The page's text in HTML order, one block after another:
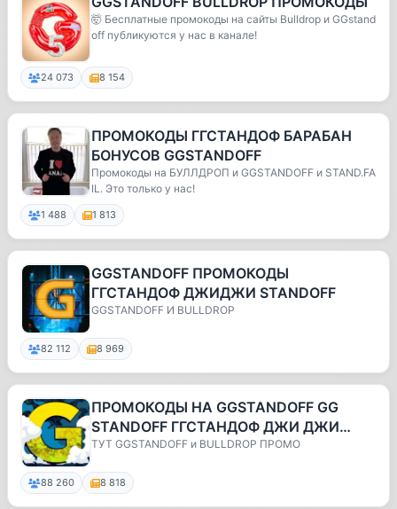
🤯 Бесплатные промокоды на сайты Bulldrop и GGstand
off публикуются у нас в канале!
24 073 8 154
ПРОМОКОДЫ ГГСТАНДОФ БАРАБАН
БОНУСОВ GGSTANDOFF
Промокоды на БУЛЛДРОП и GGSTANDOFF и STAND.FA
IL. Это только у нас!
1 488 1 813
GGSTANDOFF ПРОМОКОДЫ
ГГСТАНДОФ ДЖИДЖИ STANDOFF
GGSTANDOFF И BULLDROP
82 112 8 969
ПРОМОКОДЫ НА GGSTANDOFF GG
STANDOFF ГГСТАНДОФ ДЖИ ДЖИ
STANDOFF
ТУТ GGSTANDOFF и BULLDROP ПРОМО
88 260 8 818